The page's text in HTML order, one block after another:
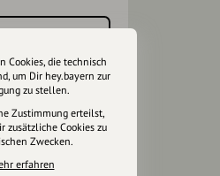
Cookies, die technisch
um Dir hey.bayern zur
zu stellen.
Zustimmung erteilst,
zusätzliche Cookies zu
Zwecken.
erfahren